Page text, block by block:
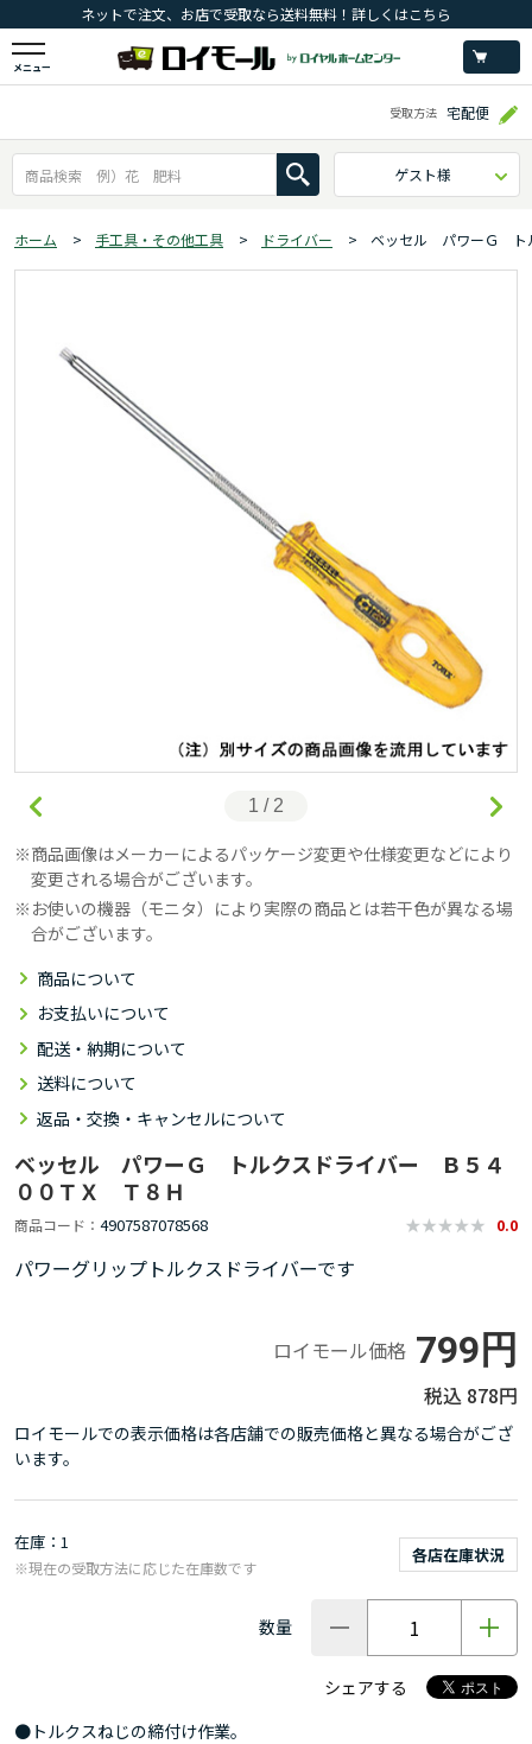
ネットで注文、お店で受取なら送料無料！詳しくはこちら
メニュー
受取方法 宅配便
ゲスト様
ホーム > 手工具・その他工具 > ドライバー > ベッセル パワーＧ ト
1 / 2
商品画像はメーカーによるパッケージ変更や仕様変更などにより
変更される場合がございます。
お使いの機器（モニタ）により実際の商品とは若干色が異なる場
合がございます。
商品について
お支払いについて
配送・納期について
送料について
返品・交換・キャンセルについて
ベッセル パワーＧ トルクスドライバー Ｂ５４
００ＴＸ Ｔ８Ｈ
商品コード 4907587078568 0.0
パワーグリップトルクスドライバーです
ロイモール価格 799円
878円
ロイモールでの表示価格は各店舗での販売価格と異なる場合がござ
います。
在庫 1
各店在庫状況
※現在の受取方法に応じた在庫数です
数量
シェアする
●トルクスねじの締付け作業。